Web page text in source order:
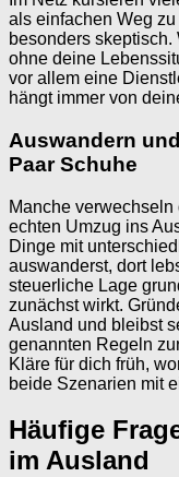
als einfachen Weg
besonders skeptisch.
ohne deine
vor allem eine
hängt immer von
Auswandern
Paar Schuhe
Manche
echten Umzug ins
Dinge mit
auswanderst, dort
steuerliche Lage
zunächst wirkt.
Ausland und bleibst
genannten Regeln
Kläre für dich früh,
beide Szenarien mit
Häufige
im Ausland